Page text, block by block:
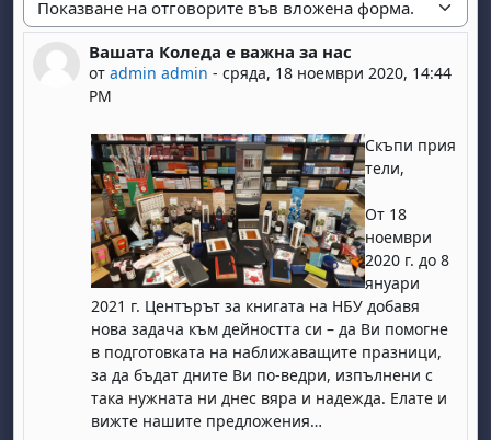
Начин на показване
Вашата Коледа е важна за нас
от admin admin - сряда, 18 ноември 2020, 14:44
PM
Number of replies: 0
Скъпи прия
тели,
От 18
ноември
2020 г. до 8
януари
2021 г. Центърът за книгата на НБУ добавя
нова задача към дейността си – да Ви помогне
в подготовката на наближаващите празници,
за да бъдат дните Ви по-ведри, изпълнени с
така нужната ни днес вяра и надежда. Елате и
вижте нашите предложения…